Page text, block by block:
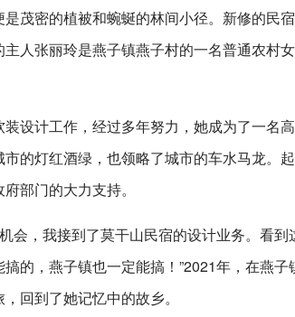
茂密的植被和蜿蜒的林间小径。新修的民
人张丽玲是燕子镇燕子村的一名普通农村
设计工作，经过多年努力，她成为了一名
的灯红酒绿，也领略了城市的车水马龙。
部门的大力支持。
会，我接到了莫干山民宿的设计业务。看
的，燕子镇也一定能搞！”2021年，在燕
回到了她记忆中的故乡。